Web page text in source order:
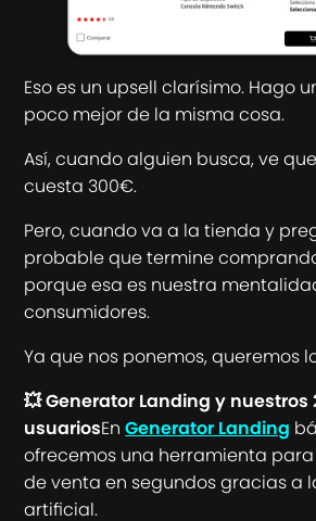
Eso es un upsell clarísimo. Hago
poco mejor de la misma cosa.
Así, cuando alguien busca, ve
cuesta 300€.
Pero, cuando va a la tienda y
probable que termine
porque esa es nuestra
consumidores.
Ya que nos ponemos, queremos
💥 Generator Landing y nuestros
usuariosEnGenerator Landing
ofrecemos una herramienta
de venta en segundos gracias a
artificial.